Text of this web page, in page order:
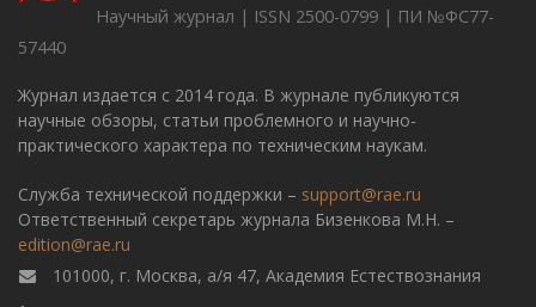
Научный журнал | ISSN 2500-0799 | ПИ №ФС77-
57440
Журнал издается с 2014 года. В журнале публикуются
научные обзоры, статьи проблемного и научно-
практического характера по техническим наукам.
Служба технической поддержки – support@rae.ru
Ответственный секретарь журнала Бизенкова М.Н. –
edition@rae.ru
101000, г. Москва, а/я 47, Академия Естествознания